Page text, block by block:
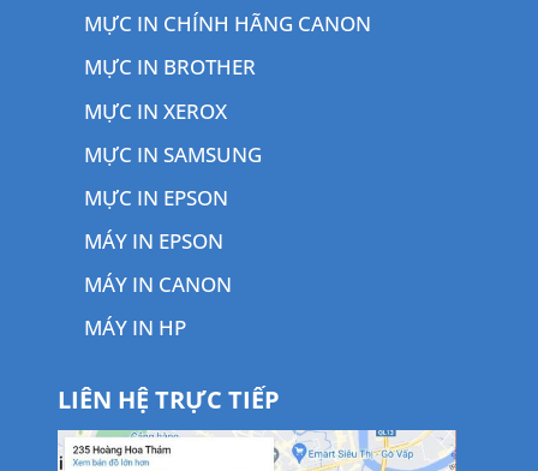
MỰC IN CHÍNH HÃNG CANON
MỰC IN BROTHER
MỰC IN XEROX
MỰC IN SAMSUNG
MỰC IN EPSON
MÁY IN EPSON
MÁY IN CANON
MÁY IN HP
LIÊN HỆ TRỰC TIẾP